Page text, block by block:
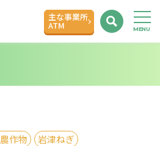
主な事業所
ATM
作物
岩津ねぎ